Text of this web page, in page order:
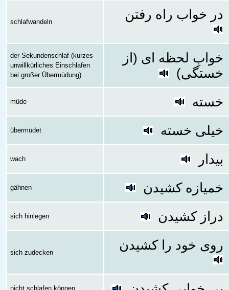
schlafwandeln
در خواب راه رفتن
der Sekundenschlaf (kurzes
unwillkürliches Einschlafen
bei großer Übermüdung)
خوابِ لحظه ای (از
خستگی)
müde خسته
übermüdet خیلی خسته
wach بیدار
gähnen خمیازه کشیدن
sich hinlegen دراز کشیدن
sich zudecken
روی خود را کشیدن
nicht schlafen können